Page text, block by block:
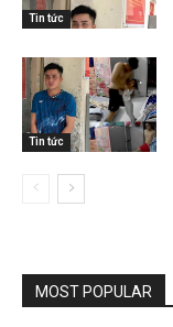
Tin tức
Tin tức
MOST POPULAR